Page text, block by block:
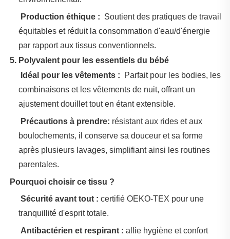
Production éthique : ‌ Soutient des pratiques de travail
équitables et réduit la consommation d'eau/d'énergie
par rapport aux tissus conventionnels.
5. Polyvalent pour les essentiels du bébé
Idéal pour les vêtements :
‌ Parfait pour les bodies, les
combinaisons et les vêtements de nuit, offrant un
ajustement douillet tout en étant extensible.
Précautions à prendre: résistant aux rides et aux
boulochements, il conserve sa douceur et sa forme
après plusieurs lavages, simplifiant ainsi les routines
parentales.
Pourquoi choisir ce tissu ?
Sécurité avant tout : certifié OEKO-TEX pour une
tranquillité d'esprit totale.
Antibactérien et respirant : allie hygiène et confort